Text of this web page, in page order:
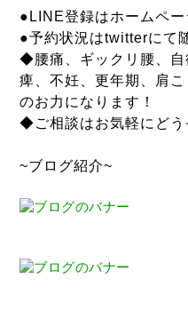
●LINE登録はホームペ
●予約状況はtwitterにて
◆腰痛、ギックリ腰、自
痺、不妊、更年期、肩
のお力になります！
◆ご相談はお気軽にど
~ブログ紹介~